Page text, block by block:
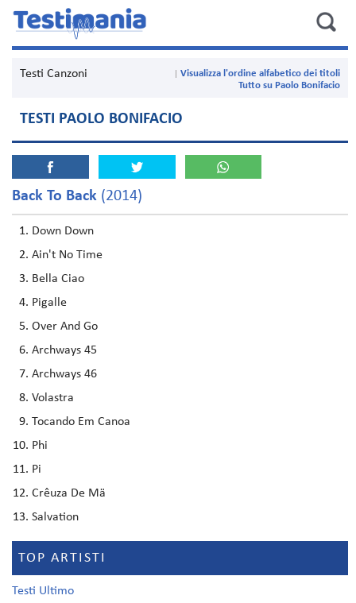
Testi Canzoni
Visualizza l'ordine alfabetico dei titoli
Tutto su Paolo Bonifacio
TESTI PAOLO BONIFACIO
Back To Back (2014)
Down Down
Ain't No Time
Bella Ciao
Pigalle
Over And Go
Archways 45
Archways 46
Volastra
Tocando Em Canoa
Phi
Pi
Crêuza De Mä
Salvation
TOP ARTISTI
Testi Ultimo